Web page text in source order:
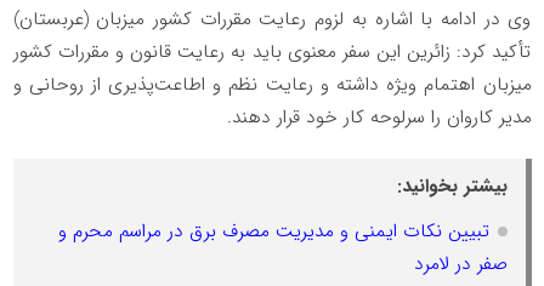
وی در ادامه با اشاره به لزوم رعایت مقررات کشور میزبان (عربستان)
تأکید کرد: زائرین این سفر معنوی باید به رعایت قانون و مقررات کشور
میزبان اهتمام ویژه داشته و رعایت نظم و اطاعت‌پذیری از روحانی و
مدیر کاروان را سرلوحه کار خود قرار دهند.
بیشتر بخوانید:
تبیین نکات ایمنی و مدیریت مصرف برق در مراسم محرم و
صفر در لامرد